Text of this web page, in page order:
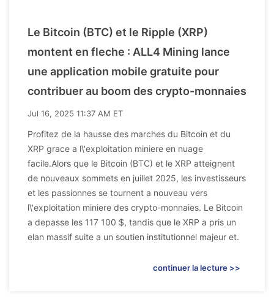
Le Bitcoin (BTC) et le Ripple (XRP)
montent en fleche : ALL4 Mining lance
une application mobile gratuite pour
contribuer au boom des crypto-monnaies
Jul 16, 2025 11:37 AM ET
Profitez de la hausse des marches du Bitcoin et du
XRP grace a l\'exploitation miniere en nuage
facile.Alors que le Bitcoin (BTC) et le XRP atteignent
de nouveaux sommets en juillet 2025, les investisseurs
et les passionnes se tournent a nouveau vers
l\'exploitation miniere des crypto-monnaies. Le Bitcoin
a depasse les 117 100 $, tandis que le XRP a pris un
elan massif suite a un soutien institutionnel majeur et.
continuer la lecture >>